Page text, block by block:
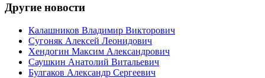
Другие новости
Калашников Владимир Викторович
Сугоняк Алексей Леонидович
Хендогин Максим Александрович
Саушкин Анатолий Витальевич
Булгаков Александр Сергеевич